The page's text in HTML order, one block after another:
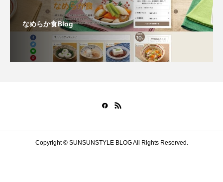
なめらか食Blog
Copyright © SUNSUNSTYLE BLOG All Rights Reserved.